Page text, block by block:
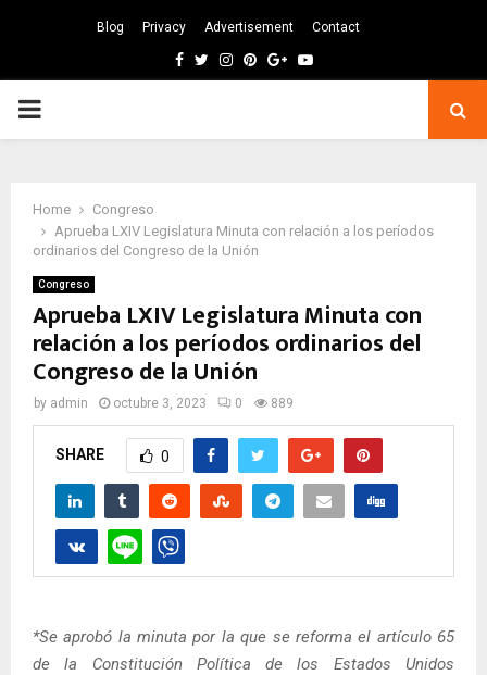
Blog Privacy Advertisement Contact
Facebook
TwitterInstagram
Pinterest
GoogleYoutube
PRIMARY
Home
Congreso
Aprueba LXIV Legislatura Minuta con relación a los períodos
ordinarios del Congreso de la Unión
Congreso
Aprueba LXIV Legislatura Minuta con
relación a los períodos ordinarios del
Congreso de la Unión
by admin octubre 3, 2023 0 889
SHARE 0
*Se aprobó la minuta por la que se reforma el artículo 65
de la Constitución Política de los Estados Unidos